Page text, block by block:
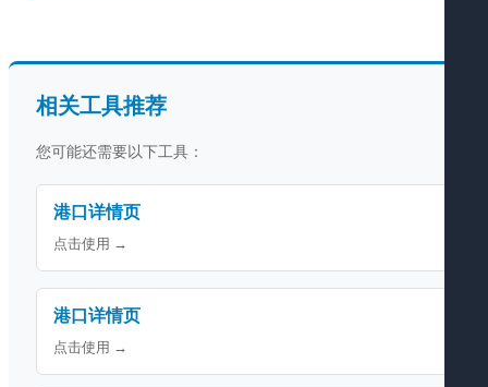
相关工具推荐
您可能还需要以下工具：
港口详情页
点击使用 →
港口详情页
点击使用 →